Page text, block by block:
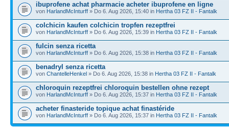
ibuprofene achat pharmacie acheter ibuprofene en ligne
von HarlandMcInturff » Do 6. Aug 2026, 15:40 in Hertha 03 FZ II - Fantalk
colchicin kaufen colchicin tropfen rezeptfrei
von HarlandMcInturff » Do 6. Aug 2026, 15:39 in Hertha 03 FZ II - Fantalk
fulcin senza ricetta
von HarlandMcInturff » Do 6. Aug 2026, 15:38 in Hertha 03 FZ II - Fantalk
benadryl senza ricetta
von ChantelleHenkel » Do 6. Aug 2026, 15:38 in Hertha 03 FZ II - Fantalk
chloroquin rezeptfrei chloroquin bestellen ohne rezept
von HarlandMcInturff » Do 6. Aug 2026, 15:37 in Hertha 03 FZ II - Fantalk
acheter finasteride topique achat finastéride
von HarlandMcInturff » Do 6. Aug 2026, 15:37 in Hertha 03 FZ II - Fantalk